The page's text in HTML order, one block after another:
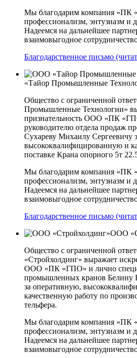
Мы благодарим компания «ПК
профессионализм, энтузиазм и
Надеемся на дальнейшее
взаимовыгодное
Благодарственное письмо
«Тайор Промышленные
Общество с ограниченной
Промышленные Технологии»
признательность ООО «ПК
руководителю отдела продаж
Сухареву Михаилу Сергеевичу
высококвалифицированную и
поставке Крана опорного 5т
Мы благодарим компания «ПК
профессионализм, энтузиазм и
Надеемся на дальнейшее
взаимовыгодное
Благодарственное письмо
ООО
Общество с ограниченной
«Стройхолдинг» выражает
ООО «ПК «ГПО» и лично
промышленных кранов Белину
за оперативную,
качественную работу по
тельфера.
Мы благодарим компания «ПК
профессионализм, энтузиазм и
Надеемся на дальнейшее
взаимовыгодное